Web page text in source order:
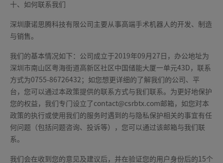
十、如何联系我们
深圳康诺思腾科技有限公司主要从事高端手术机器人的开发、制造
与销售。
我们的基本情况如下：公司成立于2019年09月27日，办公地址为
深圳市南山区粤海街道高新区社区中国储能大厦一单元43D，联系
方式为0755-86726432；如您想更详细的了解我们的公司、平
台，您可以通过本政策提供的联系方式与我们联系。为更好地保护
您的权益，我们专门设立了contact@csrbtx.com邮箱，如您对本
政策的执行或使用我们的服务时遇到的与隐私保护相关的事宜有任
何问题（包括问题咨询、投诉等），您可以通过该邮箱与我们联
系。
我们会在收到您的意见及建议后，并在验证您的用户身份后的15个